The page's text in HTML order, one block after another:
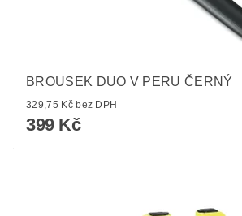
BROUSEK DUO V PERU ČERNÝ
329,75 Kč bez DPH
399 Kč